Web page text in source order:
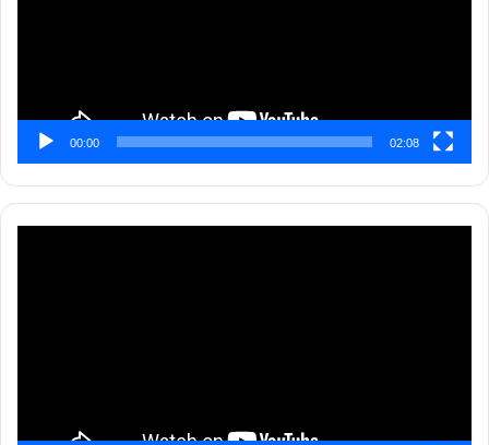
00:00 02:08